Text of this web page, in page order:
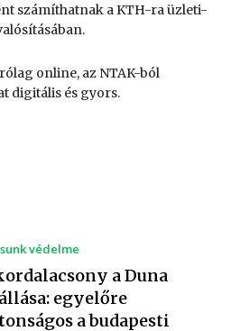
számíthatnak a KTH-ra üzleti-
online, az NTAK-ból
digitális és gyors.
védelme
a Duna
egyelőre
a budapesti